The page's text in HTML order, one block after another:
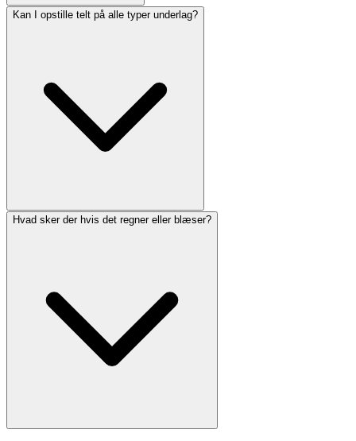
Kan I opstille telt på alle typer underlag?
Hvad sker der hvis det regner eller blæser?